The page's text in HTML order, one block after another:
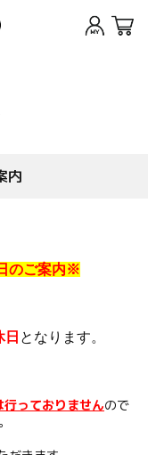
内
のご案内※
日 となります。
っておりませんので